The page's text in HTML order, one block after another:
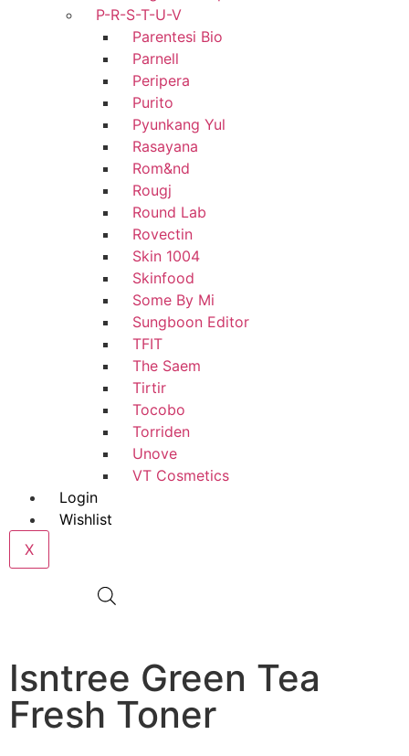
P-R-S-T-U-V
Parentesi Bio
Parnell
Peripera
Purito
Pyunkang Yul
Rasayana
Rom&nd
Rougj
Round Lab
Rovectin
Skin 1004
Skinfood
Some By Mi
Sungboon Editor
TFIT
The Saem
Tirtir
Tocobo
Torriden
Unove
VT Cosmetics
Login
Wishlist
X
Isntree Green Tea
Fresh Toner